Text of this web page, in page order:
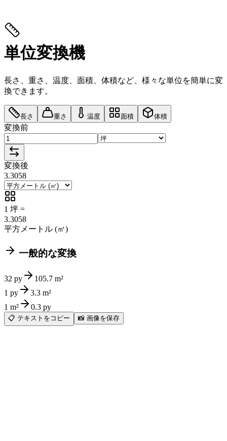
単位変換機
長さ、重さ、温度、面積、体積など、様々な単位を簡単に変
換できます。
長さ 重さ 温度 面積 体積
変換前
変換後
3.3058
1 坪 =
3.3058
平方メートル (㎡)
一般的な変換
32 py
105.7 m²
1 py
3.3 m²
1 m²
0.3 py
📋 テキストをコピー 📸 画像を保存